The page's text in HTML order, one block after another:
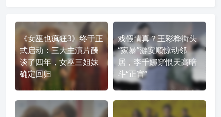
《女巫也疯狂3》终于正
式启动：三大主演片酬
谈了四年，女巫三姐妹
确定回归
戏假情真？王彩桦街头
“家暴”游安顺惊动邻
居，李千娜穿恨天高暗
斗“正宫”